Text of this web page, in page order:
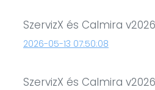
SzervizX és Calmira
2026-05-13 07:50:08
SzervizX és Calmira